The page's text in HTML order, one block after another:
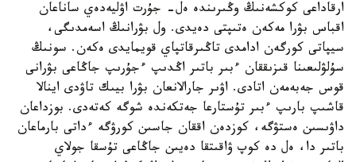
ارقاداعى كوكشەنىڭ وڭىرىندە ەل- جۇرت اۋليەدەي ساناعان
اقباس بۋرا مەكەن ەتىپتى دەيدى. ول بۋرانىڭ اسەمدىگى،
سيپاتى كورگەن ادامدى تاڭىرقاتپاي قويمايدى ەكەن. سونىڭ
سۇلۋلىعىنا قىزىققان ءبىر باتىر اڭدىپ ءجۇرىپ جاڭاعى بۋرانى
قوس جەبەمەن اتادى. اۋىر جارالانعان بۋرا بيىك تاۋدى اينالا
قاشىپ بارىپ ءبىر تۇستارعا جەتكەندە شوگە كەتەدى. بوزداعان
داۋىسىن ەستۋگە، كوزدەن اققان جاسىن كورۋگە ءداتى بارماعان
باتىر دا، ەل دە كوپ ۋاقىتقا دەيىن جاڭاعى تۇسقا جولاي